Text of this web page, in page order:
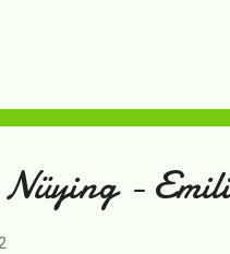
était effrayant - et il suffit de
reproduction. C'est la raison
Nüying -